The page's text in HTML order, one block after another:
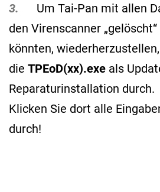
3. Um Tai-Pan mit allen
den Virenscanner
könnten,
die TPEoD(xx).exe als
Reparaturinstallation durch.
Klicken Sie dort alle
durch!